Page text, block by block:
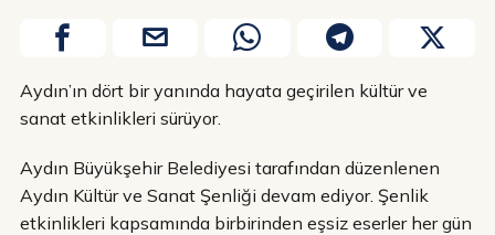
Aydın’ın dört bir yanında hayata geçirilen kültür ve
sanat etkinlikleri sürüyor.
Aydın Büyükşehir Belediyesi tarafından düzenlenen
Aydın Kültür ve Sanat Şenliği devam ediyor. Şenlik
etkinlikleri kapsamında birbirinden eşsiz eserler her gün